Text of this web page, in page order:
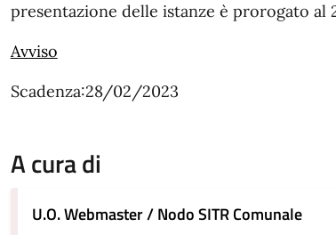
presentazione delle istanze è prorogato al
Avviso
Scadenza:28/02/2023
A cura di
U.O. Webmaster / Nodo SITR Comunale